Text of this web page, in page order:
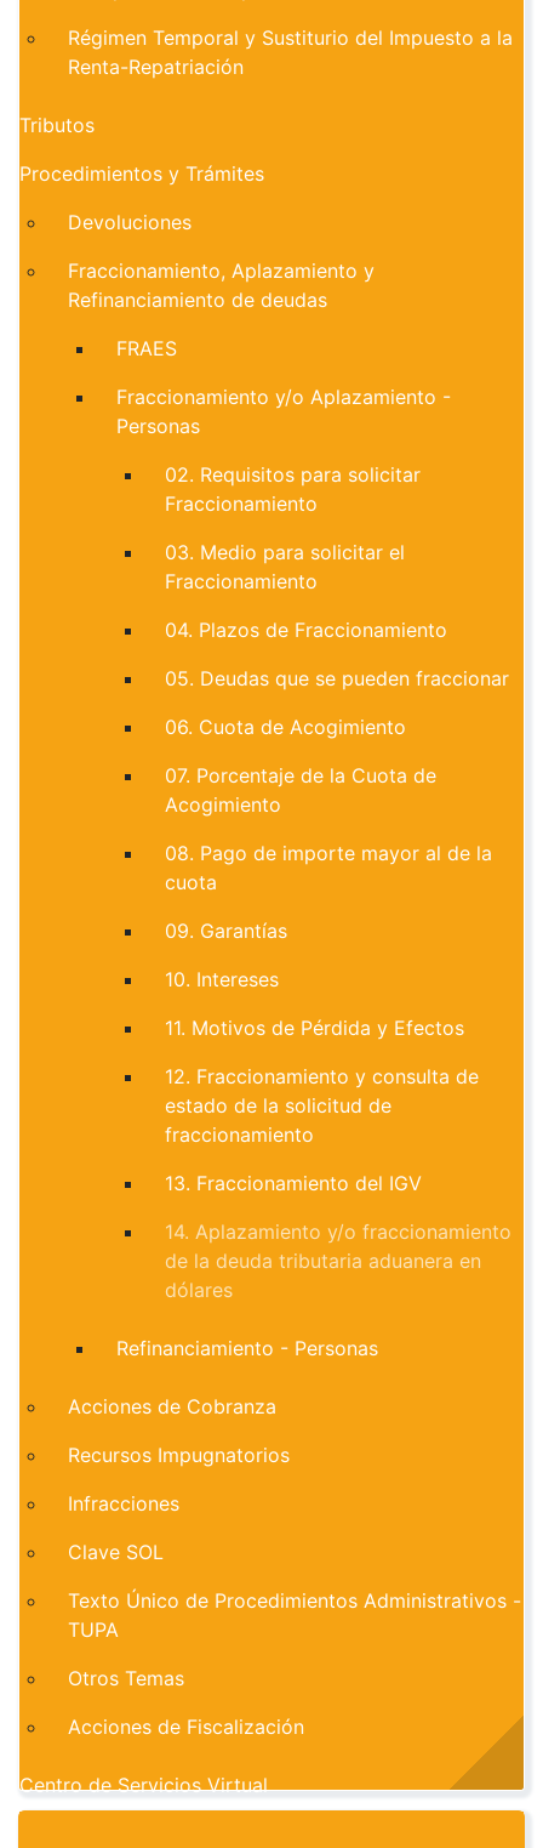
Régimen Temporal y Sustiturio del Impuesto a la
Renta-Repatriación
Tributos
Procedimientos y Trámites
Devoluciones
Fraccionamiento, Aplazamiento y
Refinanciamiento de deudas
FRAES
Fraccionamiento y/o Aplazamiento -
Personas
02. Requisitos para solicitar
Fraccionamiento
03. Medio para solicitar el
Fraccionamiento
04. Plazos de Fraccionamiento
05. Deudas que se pueden fraccionar
06. Cuota de Acogimiento
07. Porcentaje de la Cuota de
Acogimiento
08. Pago de importe mayor al de la
cuota
09. Garantías
10. Intereses
11. Motivos de Pérdida y Efectos
12. Fraccionamiento y consulta de
estado de la solicitud de
fraccionamiento
13. Fraccionamiento del IGV
14. Aplazamiento y/o fraccionamiento
de la deuda tributaria aduanera en
dólares
Refinanciamiento - Personas
Acciones de Cobranza
Recursos Impugnatorios
Infracciones
Clave SOL
Texto Único de Procedimientos Administrativos -
TUPA
Otros Temas
Acciones de Fiscalización
Centro de Servicios Virtual